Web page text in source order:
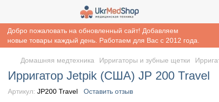
Добро пожаловать на обновленный сайт! Добавляем
новые товары каждый день. Работаем для Вас с 2012 года.
Домашняя медтехника Ирригаторы и зубные щетки
Ирригатор Jetpik (США) JP 200 Travel
Артикул: JP200 Travel Оставить отзыв